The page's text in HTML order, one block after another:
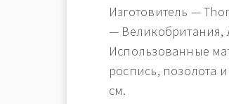
Изготовитель —
— Великобритания,
Использованные
роспись, позолота
см.